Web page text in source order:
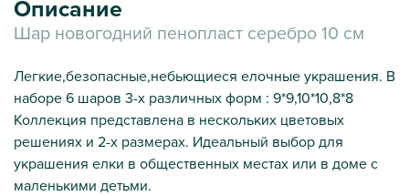
Описание
Шар новогодний пенопласт серебро 10 см
Легкие,безопасные,небьющиеся елочные украшения. В
наборе 6 шаров 3-х различных форм : 9*9,10*10,8*8
Коллекция представлена в нескольких цветовых
решениях и 2-х размерах. Идеальный выбор для
украшения елки в общественных местах или в доме с
маленькими детьми.